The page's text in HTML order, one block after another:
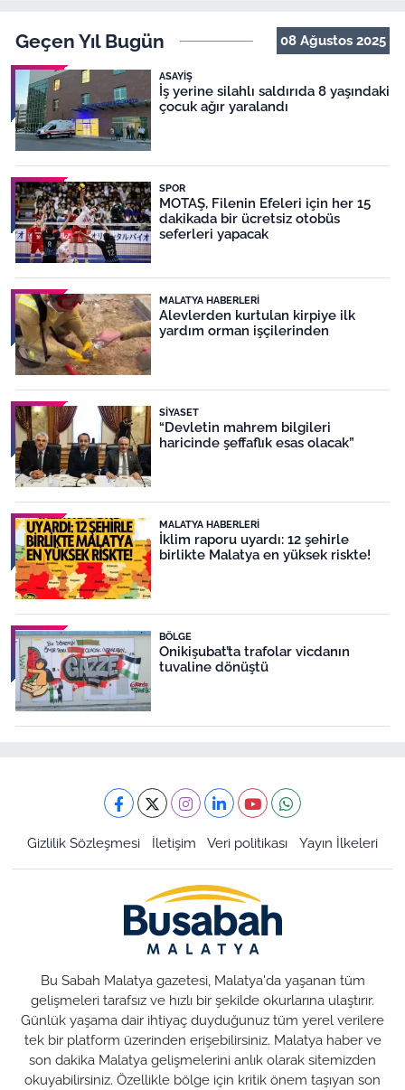
Geçen Yıl Bugün 08 Ağustos 2025
ASAYIŞ
İş yerine silahlı saldırıda 8 yaşındaki
çocuk ağır yaralandı
SPOR
MOTAŞ, Filenin Efeleri için her 15
dakikada bir ücretsiz otobüs
seferleri yapacak
MALATYA HABERLERI
Alevlerden kurtulan kirpiye ilk
yardım orman işçilerinden
SIYASET
“Devletin mahrem bilgileri
haricinde şeffaflık esas olacak”
MALATYA HABERLERI
İklim raporu uyardı: 12 şehirle
birlikte Malatya en yüksek riskte!
BÖLGE
Onikişubat’ta trafolar vicdanın
tuvaline dönüştü
Gizlilik Sözleşmesi İletişim Veri politikası Yayın İlkeleri
Bu Sabah Malatya gazetesi, Malatya'da yaşanan tüm
gelişmeleri tarafsız ve hızlı bir şekilde okurlarına ulaştırır.
Günlük yaşama dair ihtiyaç duyduğunuz tüm yerel verilere
tek bir platform üzerinden erişebilirsiniz. Malatya haber ve
son dakika Malatya gelişmelerini anlık olarak sitemizden
okuyabilirsiniz. Özellikle bölge için kritik önem taşıyan son